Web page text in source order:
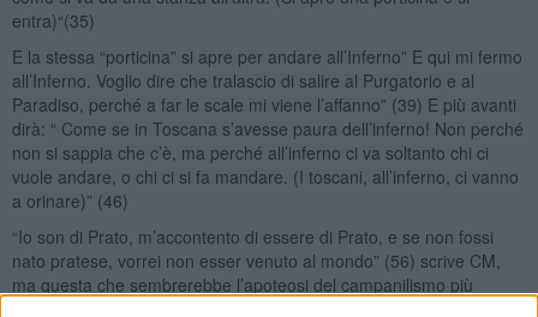
entra)“(35)
E la stessa “porticina” si apre per andare all’Inferno” E qui mi fermo
all’Inferno. Voglio dire che tralascio di salire al Purgatorio e al
Paradiso, perché a far le scale mi viene l’affanno” (39) E più avanti
dirà: “ Come se in Toscana s’avesse paura dell’inferno! Non perché
non si sappia che c’è, ma perché all’inferno ci va soltanto chi ci
vuole andare, o chi ci si fa mandare. (I toscani, all’inferno, ci vanno
a orinare)” (46)
“Io son di Prato, m’accontento di essere di Prato, e se non fossi
nato pratese, vorrei non esser venuto al mondo” (56) scrive CM,
ma questa che sembrerebbe l’apoteosi del campanilismo più